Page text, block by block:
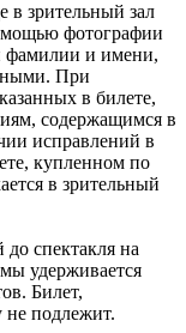
в зрительный зал
фотографии
фамилии и имени,
При
в билете,
содержащимся в
исправлений в
купленном по
в зрительный
до спектакля на
удерживается
Билет,
не подлежит.